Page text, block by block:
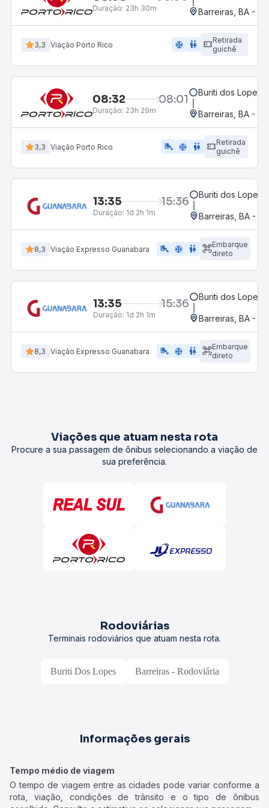
Duração: 23h 30m Barreiras, BA -
3,3 Viação Porto Rico ac_unit wc
Retirada
guichê
08:32 08:01
Duração: 23h 29m
Buriti dos Lopes,
Barreiras, BA -
3,3 Viação Porto Rico airline_seat_legroom_extra ac_unit wc
Retirada
guichê
13:35 15:36
Duração: 1d 2h 1m
Buriti dos Lopes,
Barreiras, BA -
8,3 Viação Expresso Guanabara airline_seat_legroom_extra ac_unit WC
Embarque
direto
13:35 15:36
Duração: 1d 2h 1m
Buriti dos Lopes,
Barreiras, BA -
8,3 Viação Expresso Guanabara airline_seat_legroom_extra ac_unit WC
Embarque
direto
Viações que atuam nesta rota
Procure a sua passagem de ônibus selecionando a viação de
sua preferência.
Rodoviárias
Terminais rodoviários que atuam nesta rota.
Buriti Dos Lopes Barreiras - Rodoviária
Informações gerais
Tempo médio de viagem
O tempo de viagem entre as cidades pode variar conforme a
rota, viação, condições de trânsito e o tipo de ônibus